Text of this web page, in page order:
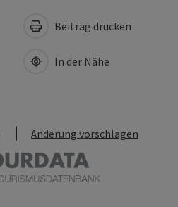
Beitrag drucken
In der Nähe
Änderung vorschlagen